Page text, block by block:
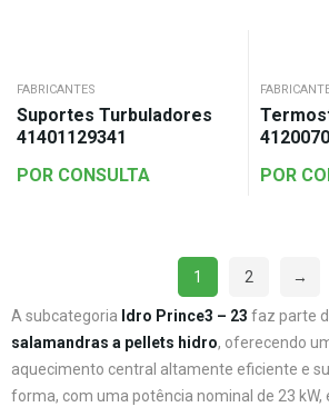
FABRICANTES
Suportes Turbuladores
41401129341
POR CONSULTA
POR
1 2 →
A subcategoria Idro Prince3 – 23 faz parte
salamandras a pellets hidro, oferecendo
aquecimento central altamente eficiente e
forma, com uma potência nominal de 23 kW,